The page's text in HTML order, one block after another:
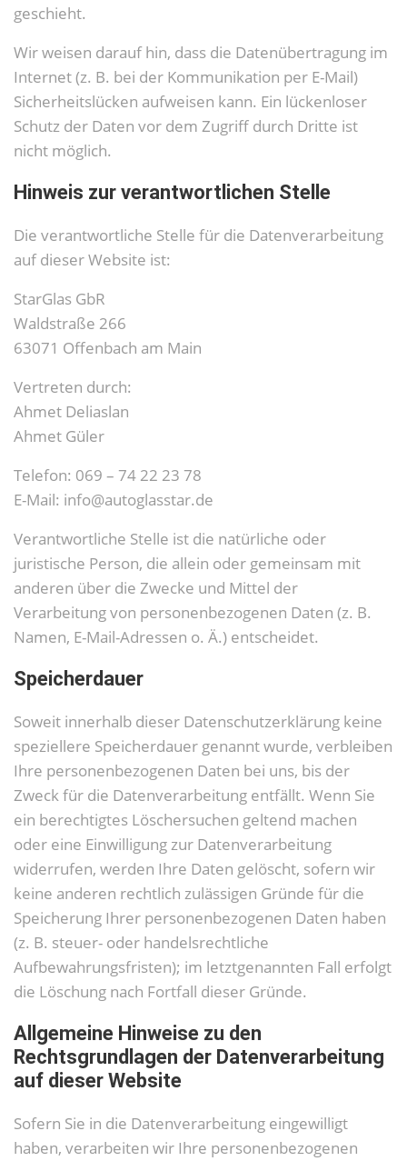
geschieht.
Wir weisen darauf hin, dass die Datenübertragung im
Internet (z. B. bei der Kommunikation per E-Mail)
Sicherheitslücken aufweisen kann. Ein lückenloser
Schutz der Daten vor dem Zugriff durch Dritte ist
nicht möglich.
Hinweis zur verantwortlichen Stelle
Die verantwortliche Stelle für die Datenverarbeitung
auf dieser Website ist:
StarGlas GbR
Waldstraße 266
63071 Offenbach am Main
Vertreten durch:
Ahmet Deliaslan
Ahmet Güler
Telefon: 069 – 74 22 23 78
E-Mail: info@autoglasstar.de
Verantwortliche Stelle ist die natürliche oder
juristische Person, die allein oder gemeinsam mit
anderen über die Zwecke und Mittel der
Verarbeitung von personenbezogenen Daten (z. B.
Namen, E-Mail-Adressen o. Ä.) entscheidet.
Speicherdauer
Soweit innerhalb dieser Datenschutzerklärung keine
speziellere Speicherdauer genannt wurde, verbleiben
Ihre personenbezogenen Daten bei uns, bis der
Zweck für die Datenverarbeitung entfällt. Wenn Sie
ein berechtigtes Löschersuchen geltend machen
oder eine Einwilligung zur Datenverarbeitung
widerrufen, werden Ihre Daten gelöscht, sofern wir
keine anderen rechtlich zulässigen Gründe für die
Speicherung Ihrer personenbezogenen Daten haben
(z. B. steuer- oder handelsrechtliche
Aufbewahrungsfristen); im letztgenannten Fall erfolgt
die Löschung nach Fortfall dieser Gründe.
Allgemeine Hinweise zu den
Rechtsgrundlagen der Datenverarbeitung
auf dieser Website
Sofern Sie in die Datenverarbeitung eingewilligt
haben, verarbeiten wir Ihre personenbezogenen